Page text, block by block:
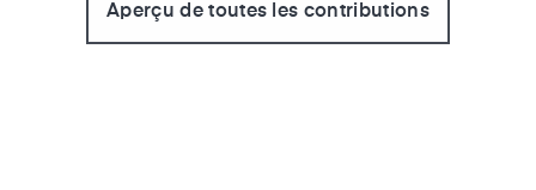
Aperçu de toutes les contributions